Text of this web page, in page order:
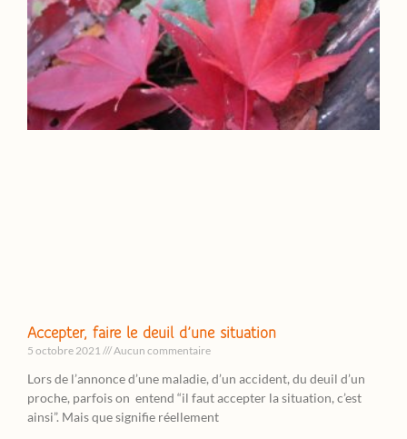
Accepter, faire le deuil d’une situation
5 octobre 2021 Aucun commentaire
Lors de l’annonce d’une maladie, d’un accident, du deuil d’un
proche, parfois on entend “il faut accepter la situation, c’est
ainsi”. Mais que signifie réellement